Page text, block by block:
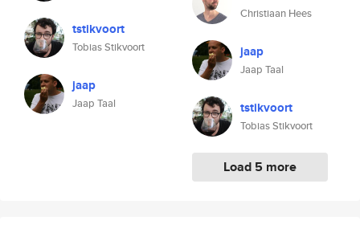
tstikvoort
Tobias Stikvoort
jaap
Jaap Taal
Christiaan Hees
jaap
Jaap Taal
tstikvoort
Tobias Stikvoort
Load 5 more